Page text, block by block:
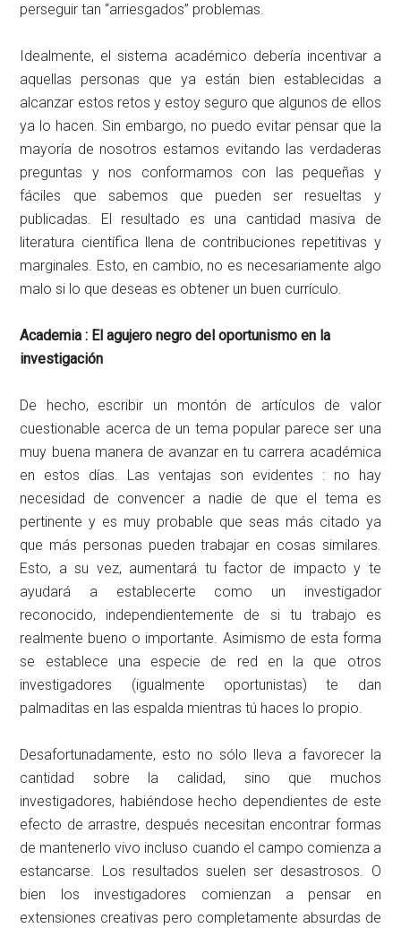
perseguir tan “arriesgados” problemas.
Idealmente, el sistema académico debería incentivar a
aquellas personas que ya están bien establecidas a
alcanzar estos retos y estoy seguro que algunos de ellos
ya lo hacen. Sin embargo, no puedo evitar pensar que la
mayoría de nosotros estamos evitando las verdaderas
preguntas y nos conformamos con las pequeñas y
fáciles que sabemos que pueden ser resueltas y
publicadas. El resultado es una cantidad masiva de
literatura científica llena de contribuciones repetitivas y
marginales. Esto, en cambio, no es necesariamente algo
malo si lo que deseas es obtener un buen currículo.
Academia : El agujero negro del oportunismo en la
investigación
De hecho, escribir un montón de artículos de valor
cuestionable acerca de un tema popular parece ser una
muy buena manera de avanzar en tu carrera académica
en estos días. Las ventajas son evidentes : no hay
necesidad de convencer a nadie de que el tema es
pertinente y es muy probable que seas más citado ya
que más personas pueden trabajar en cosas similares.
Esto, a su vez, aumentará tu factor de impacto y te
ayudará a establecerte como un investigador
reconocido, independientemente de si tu trabajo es
realmente bueno o importante. Asimismo de esta forma
se establece una especie de red en la que otros
investigadores (igualmente oportunistas) te dan
palmaditas en las espalda mientras tú haces lo propio.
Desafortunadamente, esto no sólo lleva a favorecer la
cantidad sobre la calidad, sino que muchos
investigadores, habiéndose hecho dependientes de este
efecto de arrastre, después necesitan encontrar formas
de mantenerlo vivo incluso cuando el campo comienza a
estancarse. Los resultados suelen ser desastrosos. O
bien los investigadores comienzan a pensar en
extensiones creativas pero completamente absurdas de